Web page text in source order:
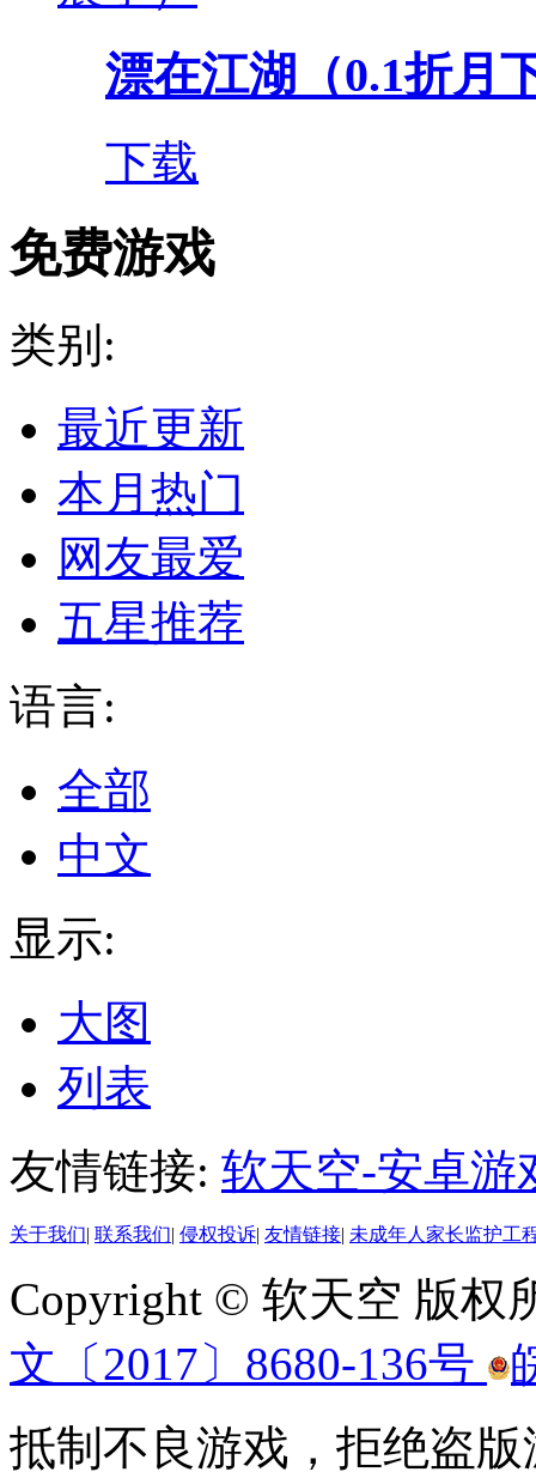
漂在江湖（0.1折月
下载
免费游戏
类别:
最近更新
本月热门
网友最爱
五星推荐
语言:
全部
中文
显示:
大图
列表
友情链接: 软天空-安卓游
关于我们| 联系我们| 侵权投诉| 友情链接| 未成年人家长监护工
Copyright © 软天空 版权
文〔2017〕8680-136号
抵制不良游戏，拒绝盗